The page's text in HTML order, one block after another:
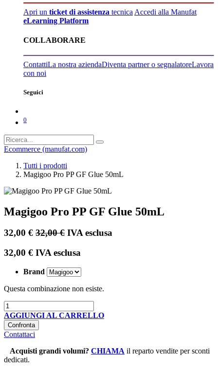
Apri un ticket di assistenza tecnicaAccedi alla Manufat
eLearning Platform
COLLABORARE
ContattiLa nostra aziendaDiventa partner o segnalatoreLavora
con noi
Seguici
0
Ecommerce (manufat.com)
Tutti i prodotti
Magigoo Pro PP GF Glue 50mL
Magigoo Pro PP GF Glue 50mL
32,00 € 32,00€ IVA esclusa
32,00 € IVA esclusa
Brand
Questa combinazione non esiste.
AGGIUNGI AL CARRELLO
Confronta
Contattaci
Acquisti grandi volumi? CHIAMA il reparto vendite per sconti
dedicati.